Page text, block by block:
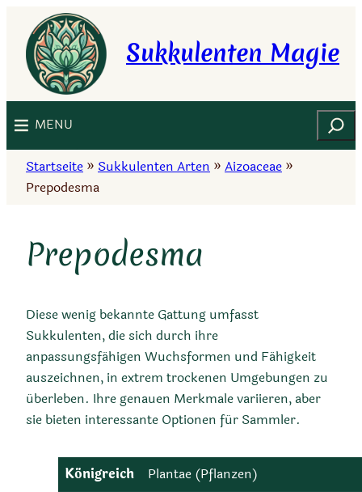
Inhalt
springen
Sukkulenten Magie
MENU Suchen
Startseite » Sukkulenten Arten » Aizoaceae »
Prepodesma
Prepodesma
Diese wenig bekannte Gattung umfasst
Sukkulenten, die sich durch ihre
anpassungsfähigen Wuchsformen und Fähigkeit
auszeichnen, in extrem trockenen Umgebungen zu
überleben. Ihre genauen Merkmale variieren, aber
sie bieten interessante Optionen für Sammler.
Königreich
Plantae (Pflanzen)